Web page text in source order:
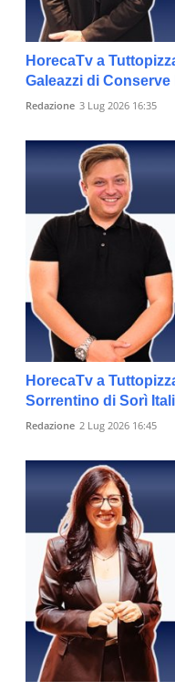
HorecaTv a
Galeazzi di Conserve
Redazione 3 Lug 2026 16:35
HorecaTv a
Sorrentino di Sorì
Redazione 2 Lug 2026 16:45